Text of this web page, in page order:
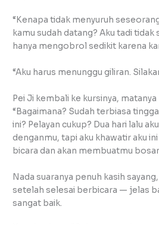
“Kenapa tidak menyuruh
kamu sudah datang? Aku tadi tidak
hanya mengobrol sedikit karena
“Aku harus menunggu giliran.
Pei Ji kembali ke kursinya,
“Bagaimana? Sudah terbiasa
ini? Pelayan cukup? Dua hari lalu
denganmu, tapi aku khawatir aku
bicara dan akan membuatmu
Nada suaranya penuh kasih
setelah selesai berbicara — jelas
sangat baik.